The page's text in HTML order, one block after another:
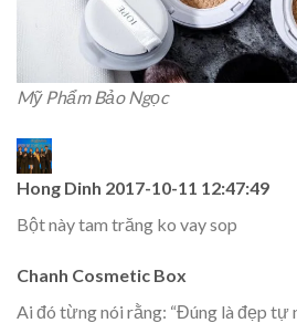
Mỹ Phẩm Bảo Ngọc
Hong Dinh 2017-10-11 12:47:49
Bột này tam trăng ko vay sop
Chanh Cosmetic Box
Ai đó từng nói rằng: “Đúng là đẹp tự